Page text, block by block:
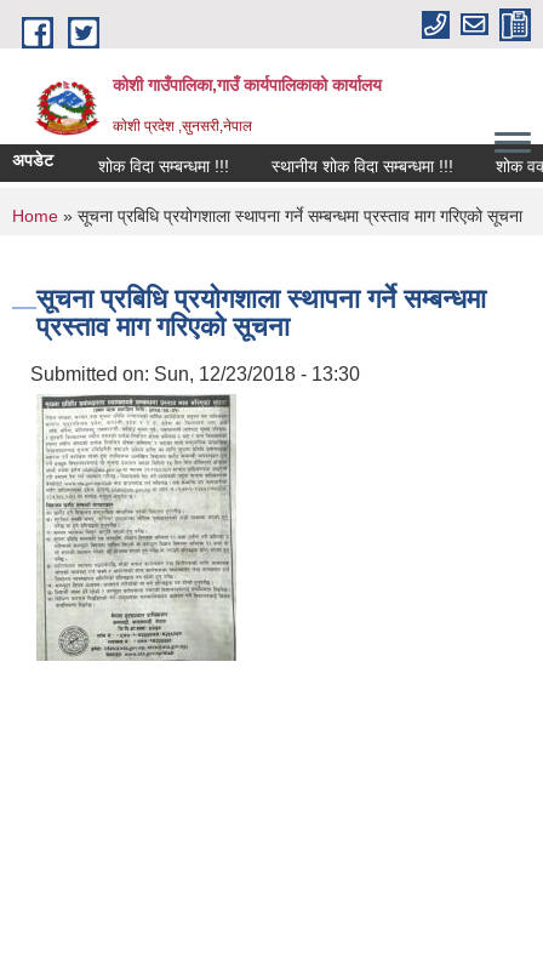
Skip to main content
कोशी गाउँपालिका,गाउँ कार्यपालिकाको कार्यालय
काेशी प्रदेश ,सुनसरी,नेपाल
अपडेट शोक विदा सम्बन्धमा !!! स्थानीय शोक विदा सम्बन्धमा !!! शोक
You are here
Home » सूचना प्रबिधि प्रयोगशाला स्थापना गर्ने सम्बन्धमा प्रस्ताव माग गरिएको सूचना
सूचना प्रबिधि प्रयोगशाला स्थापना गर्ने सम्बन्धमा
प्रस्ताव माग गरिएको सूचना
Submitted on: Sun, 12/23/2018 - 13:30